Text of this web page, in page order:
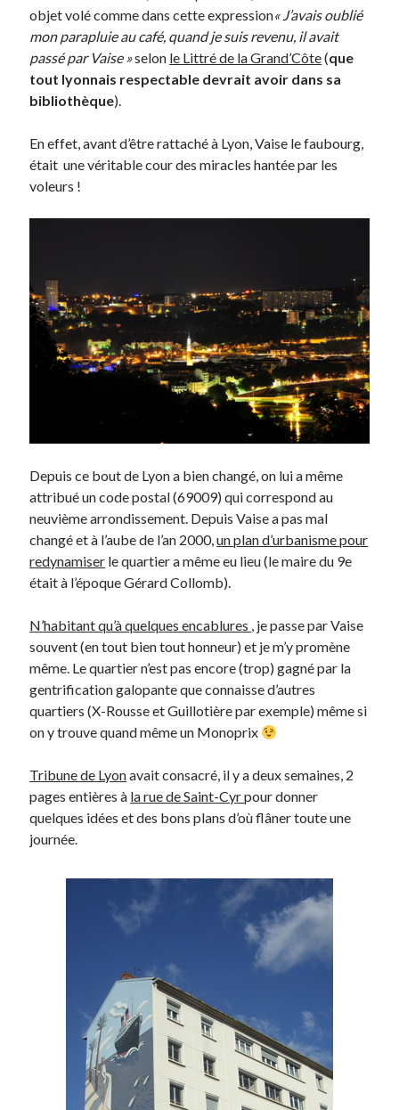
Derniers Commentaires
Entretien ménagerdansT’as vu quoi ? #52
JFdansC’était pas mieux avant… à Lyon
AnthonydansComment j’ai opéré ma vélorution toute personnelle
Renaud DucherdansComment j’ai opéré ma vélorution toute
personnelle
JFdansC’était pas mieux avant… à Lyon
littleceltdans
Comment j’ai opéré ma vélorution toute personnelle
Anthony
dansComment j’ai opéré ma vélorution toute personnelle
Renaud DucherdansComment j’ai opéré ma vélorution toute
personnelle
On parle de quoi ?
A Lyon
Bon plan du dimanche
Coup de coeur
Daddy
Engagé
Geek
Humeur
Lectures
Lyon
Lyon à Livre Ouvert
Mini-monsieur
Non classé
Patchwork
Photos
Post inutile
Proust
Sorties cuculturelles
objet volé comme dans cette expression« J’avais oublié
mon parapluie au café, quand je suis revenu, il avait
passé par Vaise »selon le Littré de la Grand’Côte(que
tout lyonnais respectable devrait avoir dans sa
bibliothèque).
En effet, avant d’être rattaché à Lyon, Vaise le faubourg,
était une véritable cour des miracles hantée par les
voleurs !
Depuis ce bout de Lyon a bien changé, on lui a même
attribué un code postal (69009) qui correspond au
neuvième arrondissement. Depuis Vaise a pas mal
changé et à l’aube de l’an 2000,un plan d’urbanisme pour
redynamiser le quartier a même eu lieu (le maire du 9e
était à l’époque Gérard Collomb).
N’habitant qu’à quelques encablures , je passe par Vaise
souvent (en tout bien tout honneur) et je m’y promène
même. Le quartier n’est pas encore (trop) gagné par la
gentrification galopante que connaisse d’autres
quartiers (X-Rousse et Guillotière par exemple) même si
on y trouve quand même un Monoprix
Tribune de Lyonavait consacré, il y a deux semaines, 2
pages entières à la rue de Saint-Cyrpour donner
quelques idées et des bons plans d’où flâner toute une
journée.